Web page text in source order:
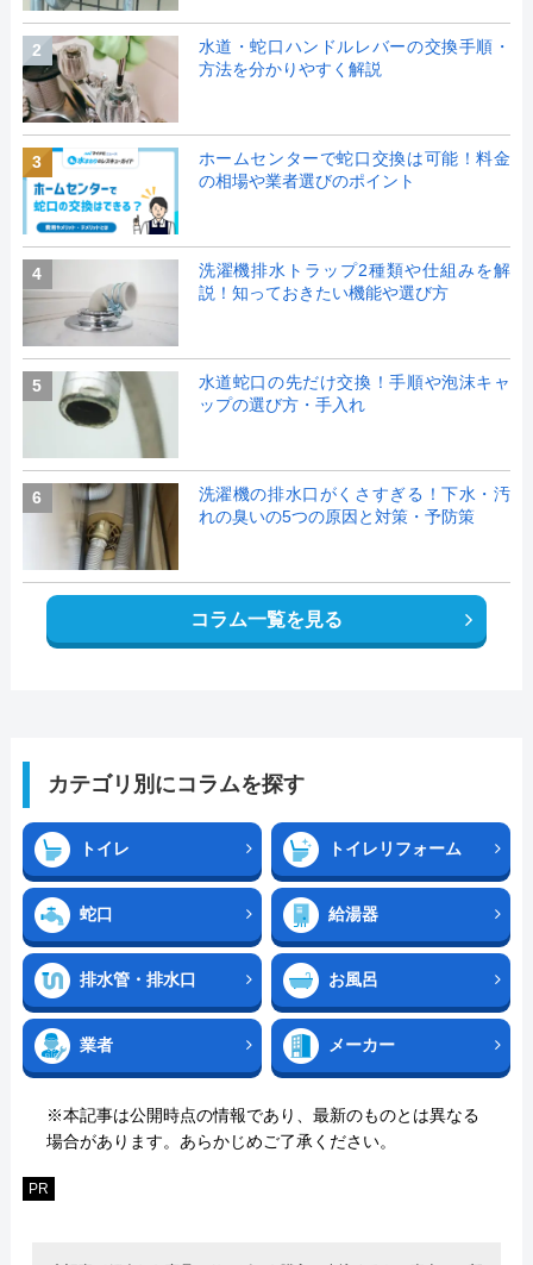
2
水道・蛇口ハンドルレバーの交換手順・
方法を分かりやすく解説
3
ホームセンターで蛇口交換は可能！料金
の相場や業者選びのポイント
4
洗濯機排水トラップ2種類や仕組みを解
説！知っておきたい機能や選び方
5
水道蛇口の先だけ交換！手順や泡沫キャ
ップの選び方・手入れ
6
洗濯機の排水口がくさすぎる！下水・汚
れの臭いの5つの原因と対策・予防策
コラム一覧を見る
カテゴリ別にコラムを探す
トイレ トイレリフォーム
蛇口 給湯器
排水管・排水口 お風呂
業者 メーカー
※本記事は公開時点の情報であり、最新のものとは異なる
場合があります。あらかじめご了承ください。
PR